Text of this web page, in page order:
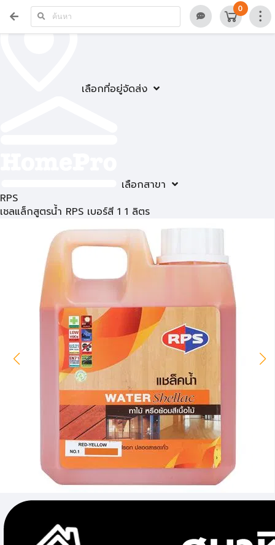
เลือกที่อยู่จัดส่ง
เลือกสาขา
0
RPS
เชลแล็กสูตรน้ำ RPS เบอร์สี 1 1 ลิตร